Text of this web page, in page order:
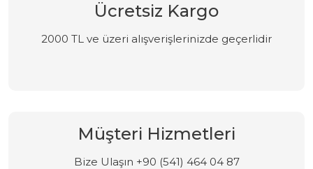
Ücretsiz Kargo
2000 TL ve üzeri alışverişlerinizde geçerlidir
Müşteri Hizmetleri
Bize Ulaşın +90 (541) 464 04 87